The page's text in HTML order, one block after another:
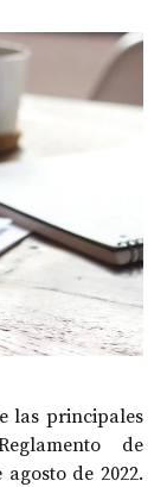
las principales
de
de 2022.